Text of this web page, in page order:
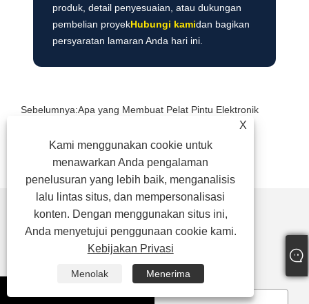
produk, detail penyesuaian, atau dukungan
pembelian proyekHubungi kamidan bagikan
persyaratan lamaran Anda hari ini.
Sebelumnya:Apa yang Membuat Pelat Pintu Elektronik
Facebook
X WhatsAppPinterestLinkedInShare
mengirimkan permintaan
X
Kami menggunakan cookie untuk
menawarkan Anda pengalaman
penelusuran yang lebih baik, menganalisis
lalu lintas situs, dan mempersonalisasi
konten. Dengan menggunakan situs ini,
Anda menyetujui penggunaan cookie kami.
Kebijakan Privasi
Menolak Menerima